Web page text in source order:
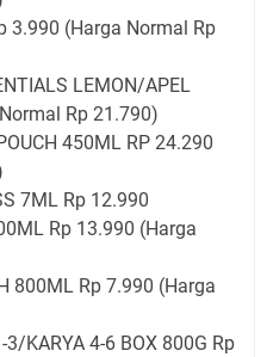
3.990 (Harga Normal Rp
LEMON/APEL
Rp 21.790)
450ML RP 24.290
7ML Rp 12.990
Rp 13.990 (Harga
800ML Rp 7.990 (Harga
3/KARYA 4-6 BOX 800G Rp